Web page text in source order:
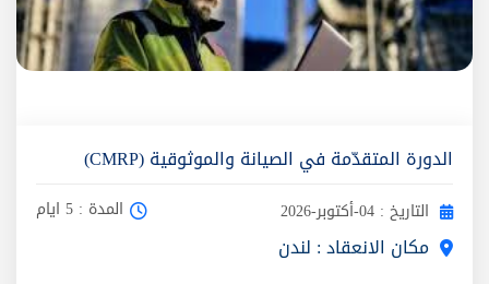
الدورة المتقدّمة في الصيانة والموثوقية (CMRP)
التاريخ : 04-أكتوبر-2026 المدة : 5 ايام
مكان الانعقاد : لندن